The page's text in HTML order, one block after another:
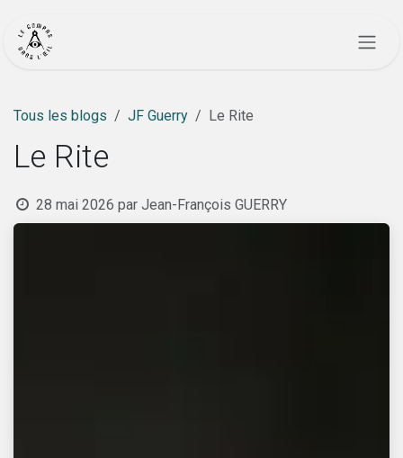
Tous les blogs JF Guerry Le Rite
Le Rite
28 mai 2026 par Jean-François GUERRY